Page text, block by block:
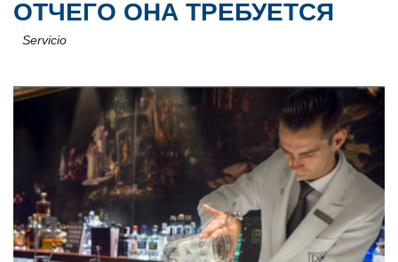
ОТЧЕГО ОНА ТРЕБУЕТСЯ
Servicio